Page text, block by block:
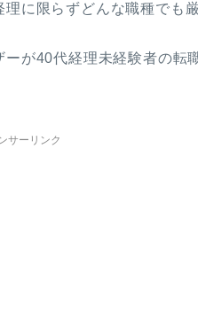
に限らずどんな職種でも
が40代経理未経験者の転
サーリンク